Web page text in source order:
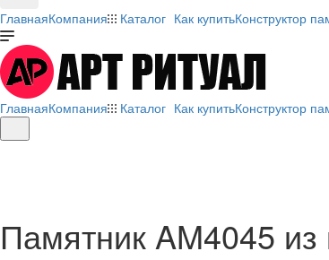
ГлавнаяКомпания Каталог Как купитьКонструктор
ГлавнаяКомпания Каталог Как купитьКонструктор
Памятник AM4045 из